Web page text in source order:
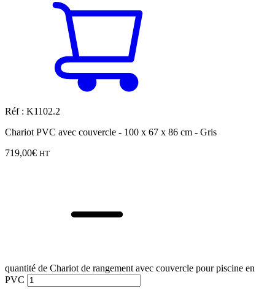
Réf : K1102.2
Chariot PVC avec couvercle - 100 x 67 x 86 cm - Gris
719,00€ HT
quantité de Chariot de rangement avec couvercle pour piscine en
PVC